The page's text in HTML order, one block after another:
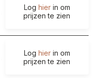
Log hierin om
prijzen te zien
Log hierin om
prijzen te zien